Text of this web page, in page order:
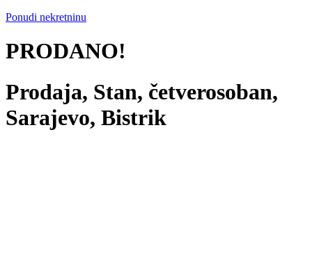
Ponudi nekretninu
PRODANO!
Prodaja, Stan, četverosoban,
Sarajevo, Bistrik